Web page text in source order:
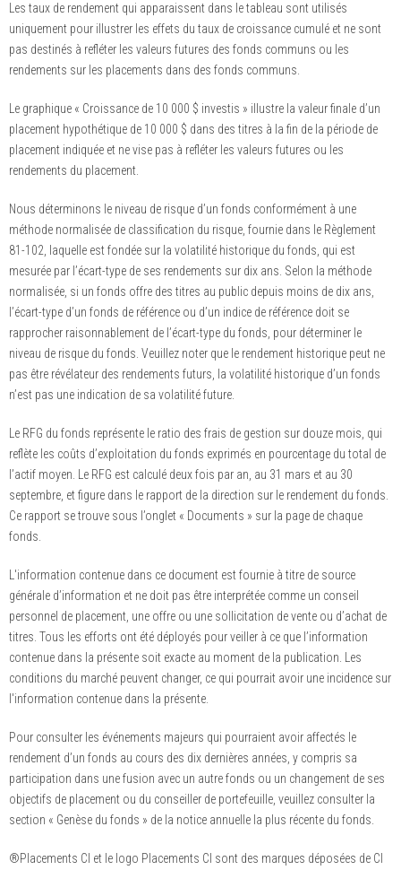
Les taux de rendement qui apparaissent dans le tableau sont utilisés
uniquement pour illustrer les effets du taux de croissance cumulé et ne sont
pas destinés à refléter les valeurs futures des fonds communs ou les
rendements sur les placements dans des fonds communs.
Le graphique « Croissance de 10 000 $ investis » illustre la valeur finale d’un
placement hypothétique de 10 000 $ dans des titres à la fin de la période de
placement indiquée et ne vise pas à refléter les valeurs futures ou les
rendements du placement.
Nous déterminons le niveau de risque d’un fonds conformément à une
méthode normalisée de classification du risque, fournie dans le Règlement
81-102, laquelle est fondée sur la volatilité historique du fonds, qui est
mesurée par l’écart-type de ses rendements sur dix ans. Selon la méthode
normalisée, si un fonds offre des titres au public depuis moins de dix ans,
l’écart-type d’un fonds de référence ou d’un indice de référence doit se
rapprocher raisonnablement de l’écart-type du fonds, pour déterminer le
niveau de risque du fonds. Veuillez noter que le rendement historique peut ne
pas être révélateur des rendements futurs, la volatilité historique d’un fonds
n’est pas une indication de sa volatilité future.
Le RFG du fonds représente le ratio des frais de gestion sur douze mois, qui
reflète les coûts d’exploitation du fonds exprimés en pourcentage du total de
l’actif moyen. Le RFG est calculé deux fois par an, au 31 mars et au 30
septembre, et figure dans le rapport de la direction sur le rendement du fonds.
Ce rapport se trouve sous l’onglet « Documents » sur la page de chaque
fonds.
L'information contenue dans ce document est fournie à titre de source
générale d’information et ne doit pas être interprétée comme un conseil
personnel de placement, une offre ou une sollicitation de vente ou d’achat de
titres. Tous les efforts ont été déployés pour veiller à ce que l’information
contenue dans la présente soit exacte au moment de la publication. Les
conditions du marché peuvent changer, ce qui pourrait avoir une incidence sur
l'information contenue dans la présente.
Pour consulter les événements majeurs qui pourraient avoir affectés le
rendement d’un fonds au cours des dix dernières années, y compris sa
participation dans une fusion avec un autre fonds ou un changement de ses
objectifs de placement ou du conseiller de portefeuille, veuillez consulter la
section « Genèse du fonds » de la notice annuelle la plus récente du fonds.
®Placements CI et le logo Placements CI sont des marques déposées de CI